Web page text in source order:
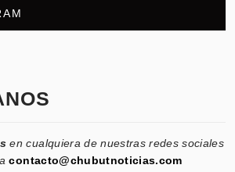
en cualquiera de nuestras redes sociales
acontacto@chubutnoticias.com